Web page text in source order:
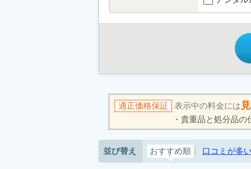
適正価格保証 表示中の料金には
貴重品と処分品の
並び替え おすすめ順 口コミが多